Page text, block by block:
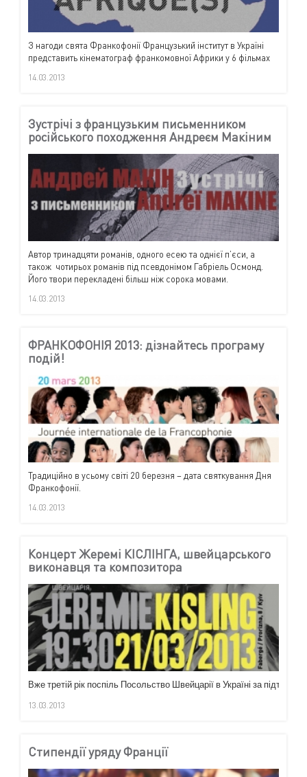
З нагоди свята Франкофонії Французький інститут в Україні
представить кінематограф франкомовної Африки у 6 фільмах
14.03.2013
Зустрічі з французьким письменником
російського походження Андреєм Макіним
Автор тринадцяти романів, одного есею та однієї п’єси, а
також чотирьох романів під псевдонімом Габріель Осмонд.
Його твори перекладені більш ніж сорока мовами.
14.03.2013
ФРАНКОФОНІЯ 2013: дізнайтесь програму
подій!
Традиційно в усьому світі 20 березня – дата святкування Дня
Франкофонії.
14.03.2013
Концерт Жеремі КІСЛІНГА, швейцарського
виконавця та композитора
Вже третій рік поспіль Посольство Швейцарії в Україні за підтримки
13.03.2013
Стипендії уряду Франції